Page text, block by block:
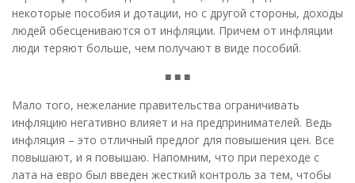
некоторые пособия и дотации, но с другой стороны, доходы
людей обесцениваются от инфляции. Причем от инфляции
люди теряют больше, чем получают в виде пособий.
■ ■ ■
Мало того, нежелание правительства ограничивать
инфляцию негативно влияет и на предпринимателей. Ведь
инфляция – это отличный предлог для повышения цен. Все
повышают, и я повышаю. Напомним, что при переходе с
лата на евро был введен жесткий контроль за тем, чтобы